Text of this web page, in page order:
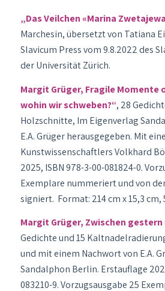
„Das Veilchen «Marina
Marchesin, übersetzt von Tatiana
Slavicum Press vom 9.8.2022 des
der Universität Zürich.
Margit Grüger, Fragile Momente
wohin wir schweben?“, 28
Holzschnitte, Im Eigenverlag
E.A. Grüger herausgegeben. Mit
Kunstwissenschaftlers Volkhard
2025, ISBN 978-3-00-081824-0.
Exemplare nummeriert und von
signiert. Format: 214 cm x 15,3 cm,
Margit Grüger, Zwischen
Gedichte und 15
und mit einem Nachwort von E.A.
Sandalphon Berlin. Erstauflage
083210-9. Vorzugsausgabe 25